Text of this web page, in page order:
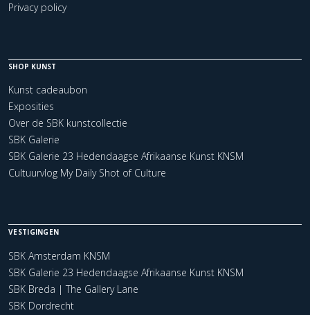
Privacy policy
SHOP KUNST
Kunst cadeaubon
Exposities
Over de SBK kunstcollectie
SBK Galerie
SBK Galerie 23 Hedendaagse Afrikaanse Kunst KNSM
Cultuurvlog My Daily Shot of Culture
VESTIGINGEN
SBK Amsterdam KNSM
SBK Galerie 23 Hedendaagse Afrikaanse Kunst KNSM
SBK Breda | The Gallery Lane
SBK Dordrecht